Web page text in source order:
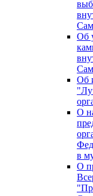
Об
Об
О
в
О